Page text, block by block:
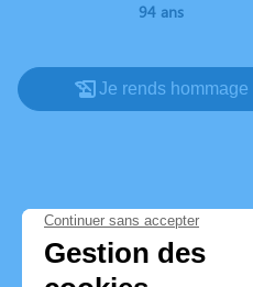
94 ans
Je rends hommage